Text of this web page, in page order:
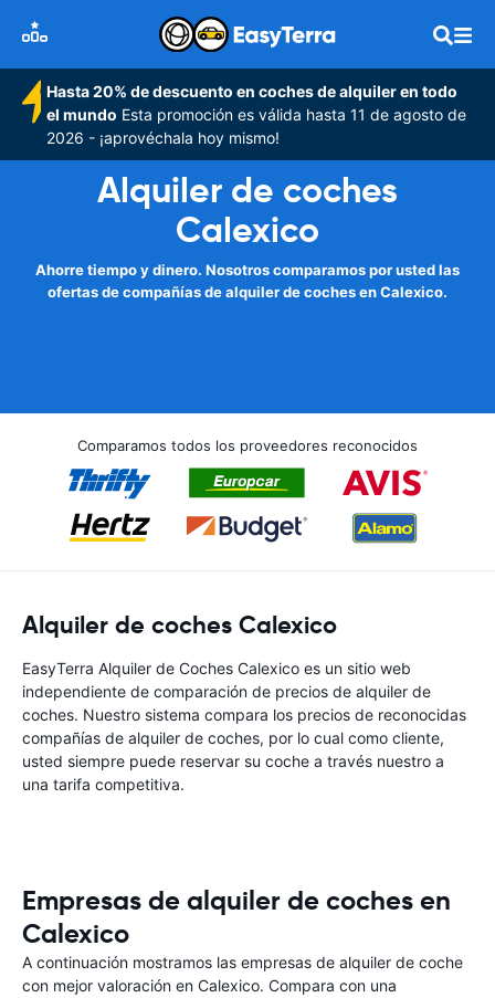
Hasta 20% de descuento en coches de alquiler en todo
el mundo Esta promoción es válida hasta 11 de agosto de
2026 - ¡aprovéchala hoy mismo!
Alquiler de coches
Calexico
Ahorre tiempo y dinero. Nosotros comparamos por usted las
ofertas de compañías de alquiler de coches en Calexico.
Comparamos todos los proveedores reconocidos
Alquiler de coches Calexico
EasyTerra Alquiler de Coches Calexico es un sitio web
independiente de comparación de precios de alquiler de
coches. Nuestro sistema compara los precios de reconocidas
compañías de alquiler de coches, por lo cual como cliente,
usted siempre puede reservar su coche a través nuestro a
una tarifa competitiva.
Empresas de alquiler de coches en
Calexico
A continuación mostramos las empresas de alquiler de coche
con mejor valoración en Calexico. Compara con una